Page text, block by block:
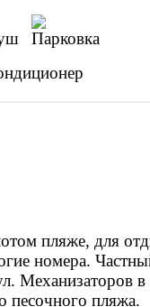
пляже, для
номера.
Механизаторов в
песочного пляжа.